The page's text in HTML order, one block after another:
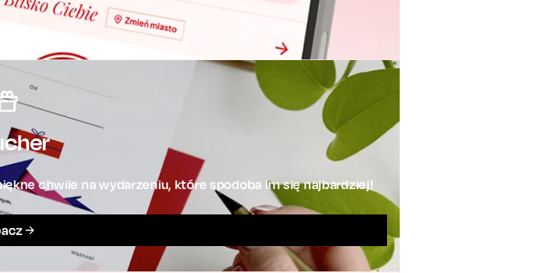
chwile na wydarzeniu, które spodoba im się najbardziej!